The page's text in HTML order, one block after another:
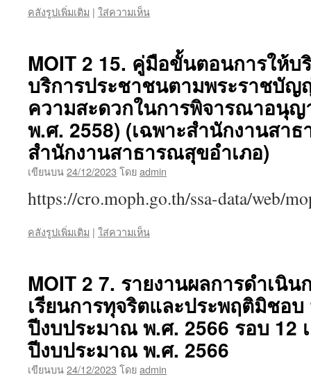
คลังรูปเพิ่มเติม | ใส่ความเห็น
MOIT 2 15. คู่มือขั้นตอนการให้บ
บริการประชาชนตามพระราชบัญ
ความสะดวกในการพิจารณาอนุญ
พ.ศ. 2558) (เฉพาะสำนักงานสา
สำนักงานสาธารณสุขอำเภอ)
เขียนบน24/12/2023 โดยadmin
https://cro.moph.go.th/ssa-data/web/
คลังรูปเพิ่มเติม | ใส่ความเห็น
MOIT 2 7. รายงานผลการดำเนิน
เรียนการทุจริตและประพฤติมิชอบ
ปีงบประมาณ พ.ศ. 2566 รอบ 12
ปีงบประมาณ พ.ศ. 2566
เขียนบน24/12/2023 โดยadmin